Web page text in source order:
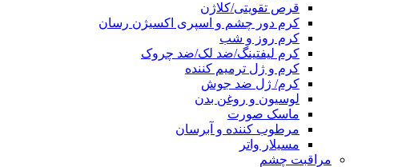
قرص تقویتی/کلاژن
کرم دور چشم و اسپری اکسیژن رسان
کرم روز و شب
کرم لیفتینگ/ضد لک/ضد چروک
کرم و ژل ترمیم کننده
کرم/ ژل ضد جوش
لوسیون و روغن بدن
ماسک صورت
مرطوب کننده و آبرسان
مسیلار واتر
مراقبت چشم